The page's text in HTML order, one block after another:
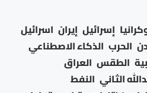
إسرائيل إيران اسرائيل
الحرب الذكاء الاصطناعي
الطقس العراق
الثاني النفط